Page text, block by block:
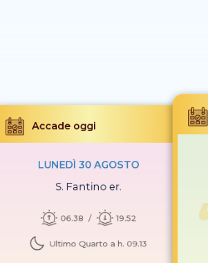
Accade oggi
LUNEDÌ 30 AGOSTO
S. Fantino er.
06.38 19.52
Ultimo Quarto a h. 09.13